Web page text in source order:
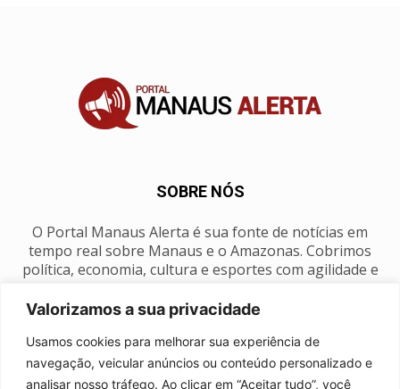
Valorizamos a sua privacidade
Usamos cookies para melhorar sua experiência de
navegação, veicular anúncios ou conteúdo personalizado e
analisar nosso tráfego. Ao clicar em “Aceitar tudo”, você
SOBRE NÓS
O Portal Manaus Alerta é sua fonte de notícias em
tempo real sobre Manaus e o Amazonas. Cobrimos
política, economia, cultura e esportes com agilidade e